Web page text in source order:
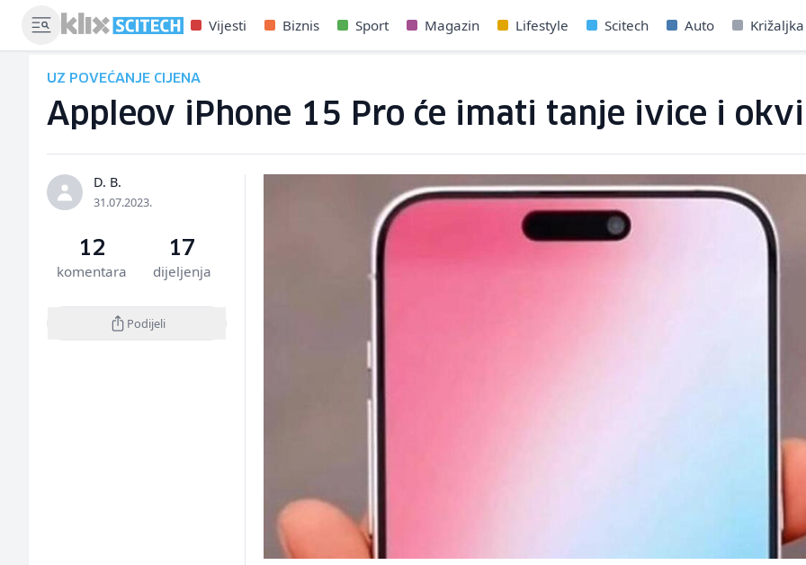
Vijesti Biznis Sport Magazin Lifestyle Scitech Auto Križaljka
UZ POVEĆANJE CIJENA
Appleov iPhone 15 Pro će imati tanje ivice i
D. B.
31.07.2023.
12
komentara
17
dijeljenja
Podijeli